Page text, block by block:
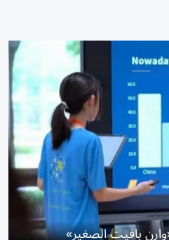
بافيت الصغير»